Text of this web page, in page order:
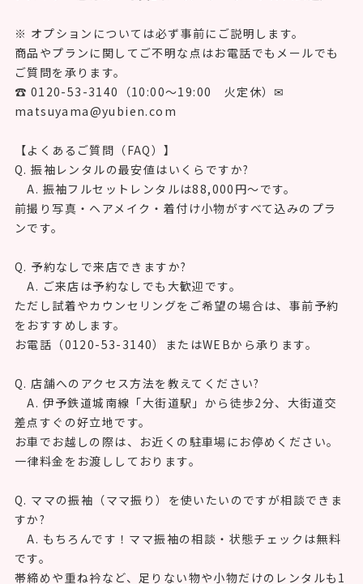
すべて込みの安心価格です。当日追加料金でびっくりする
ことはありません。
◆ 振袖ご購入：198,000円〜
円〜）
◆ 前撮り写真のみ（写真だけの成人式）：33,000円〜（ヘ
アメイク・着付け・写真2ポーズ・データ・アルバム込）
商品やプランに関してご不明な点はお電話でもメールでも
ご質問を承ります。
☎ 0120-53-3140（10:00〜19:00 火定休）✉
matsuyama@yubien.com
Q. 振袖レンタルの最安値はいくらですか?
A. 振袖フルセットレンタルは88,000円〜です。
前撮り写真・ヘアメイク・着付け小物がすべて込みのプラ
ンです。
A. ご来店は予約なしでも大歓迎です。
ただし試着やカウンセリングをご希望の場合は、事前予約
をおすすめします。
お電話（0120-53-3140）またはWEBから承ります。